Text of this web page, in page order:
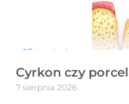
Cyrkon czy
7 sierpnia 2026